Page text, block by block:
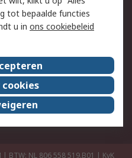
Over ons
Werken bij RS
BTW: NL 806 558 519.B01 | KvK
tot bepaalde functies
u in ons cookiebeleid
cookies